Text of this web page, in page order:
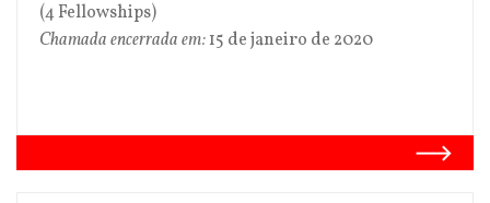
(4 Fellowships)
Chamada encerrada em:15 de janeiro de 2020